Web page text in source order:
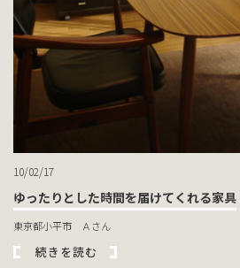
10/02/17
ゆったりとした時間を届けてくれる家具
東京都小平市 Ａさん
続きを読む